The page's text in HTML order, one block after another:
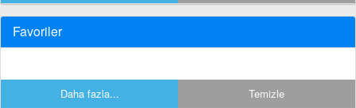
Favoriler
Daha fazla... Temizle